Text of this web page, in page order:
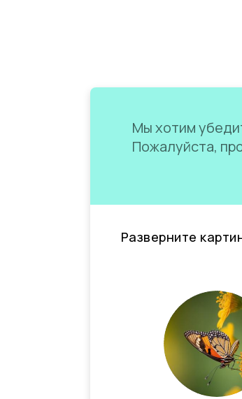
Мы хотим
Пожалуйста,
Разверните